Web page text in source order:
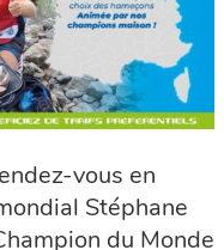
vous en
Stéphane
du Monde